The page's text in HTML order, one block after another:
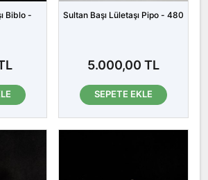
Biblo -
Sultan Başı Lületaşı Pipo - 480
5.000,00 TL
SEPETE EKLE